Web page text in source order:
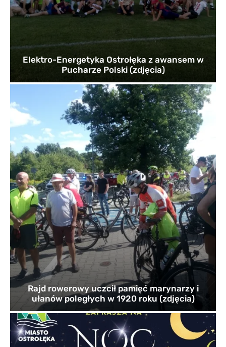
Elektro-Energetyka Ostrołęka z awansem w
Pucharze Polski (zdjęcia)
Rajd rowerowy uczcił pamięć marynarzy i
ułanów poległych w 1920 roku (zdjęcia)